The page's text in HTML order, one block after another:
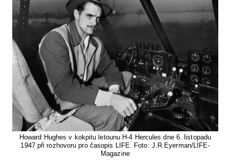
Howard Hughes v kokpitu letounu H-4 Hercules dne 6. listopadu
1947 při rozhovoru pro časopis LIFE. Foto: J.R.Eyerman/LIFE-
Magazine